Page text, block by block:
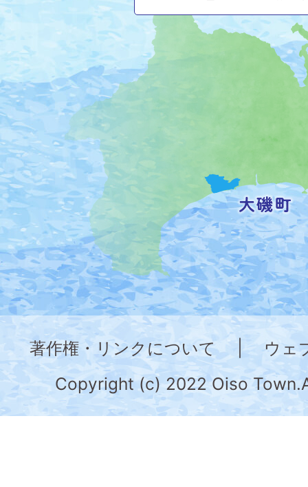
磯
町
の
位
置
を
記
し
た
地
図。
神
奈
川
県
の
著作権・リンクについて
ウェ
Copyright (c) 2022 Oiso